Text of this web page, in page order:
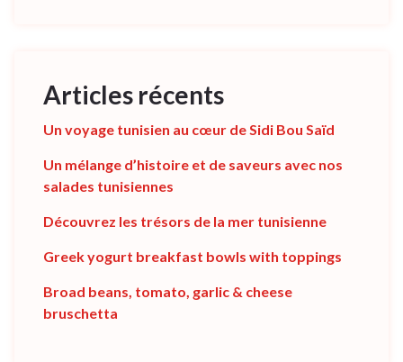
Articles récents
Un voyage tunisien au cœur de Sidi Bou Saïd
Un mélange d’histoire et de saveurs avec nos
salades tunisiennes
Découvrez les trésors de la mer tunisienne
Greek yogurt breakfast bowls with toppings
Broad beans, tomato, garlic & cheese
bruschetta